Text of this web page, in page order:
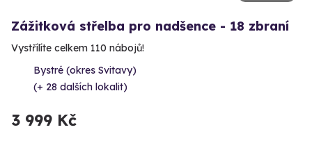
Zážitková střelba pro nadšence - 18 zbraní
Vystřílíte celkem 110 nábojů!
Bystré (okres Svitavy)
(+ 28 dalších lokalit)
3 999 Kč